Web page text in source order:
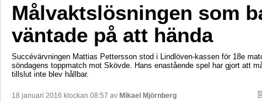
Målvaktslösningen som
väntade på att hända
Succévärvningen Mattias Pettersson stod i Lindlöven-kassen för 18e
söndagens toppmatch mot Skövde. Hans enastående spel har gjort att
tillslut inte blev hållbar.
18 januari 2016 klockan 08:57 av Mikael Mjörnberg